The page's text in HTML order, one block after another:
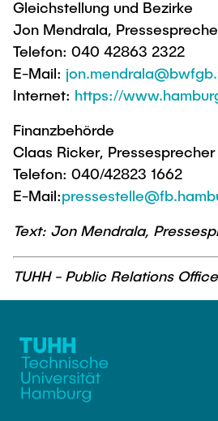
Gleichstellung und Bezirke
Jon Mendrala,
Telefon: 040 42863 2322
E-Mail:
Internet: https://
Finanzbehörde
Claas Ricker, Pressesprecher
Telefon: 040/42823 1662
E-Mail:
Text: Jon Mendrala,
TUHH - Public Relations Office